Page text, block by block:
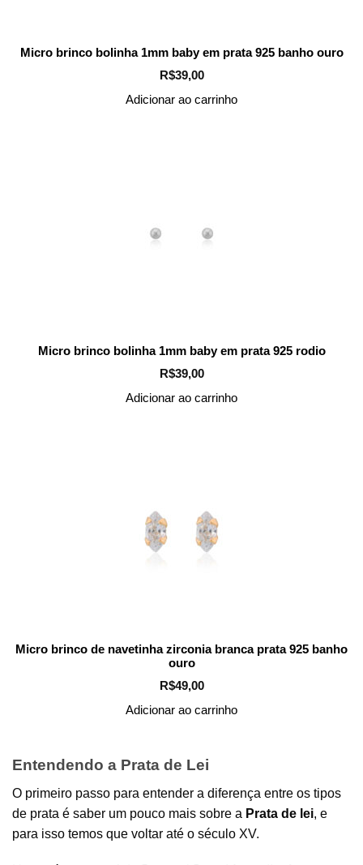
Micro brinco bolinha 1mm baby em prata 925 banho ouro
R$39,00
Adicionar ao carrinho
Micro brinco bolinha 1mm baby em prata 925 rodio
R$39,00
Adicionar ao carrinho
Micro brinco de navetinha zirconia branca prata 925 banho
ouro
R$49,00
Adicionar ao carrinho
Entendendo a Prata de Lei
O primeiro passo para entender a diferença entre os tipos
de prata é saber um pouco mais sobre a Prata de lei, e
para isso temos que voltar até o século XV.